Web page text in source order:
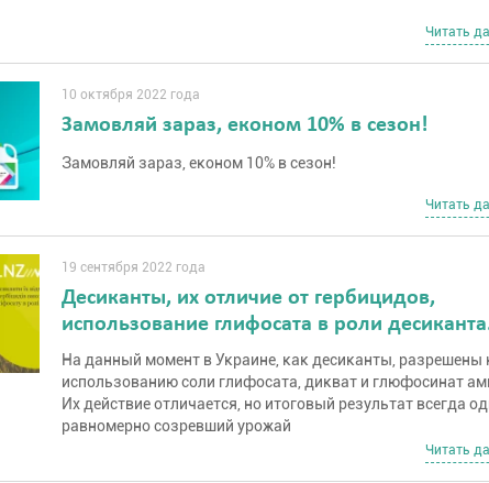
Читать
10 октября 2022 года
Замовляй зараз, економ 10% в сезон!
Замовляй зараз, економ 10% в сезон!
Читать
19 сентября 2022 года
Десиканты, их отличие от гербицидов,
использование глифосата в роли
На данный момент в Украине, как десиканты, разрешены
использованию соли глифосата, дикват и глюфосинат
Их действие отличается, но итоговый результат всегда
равномерно созревший урожай
Читать